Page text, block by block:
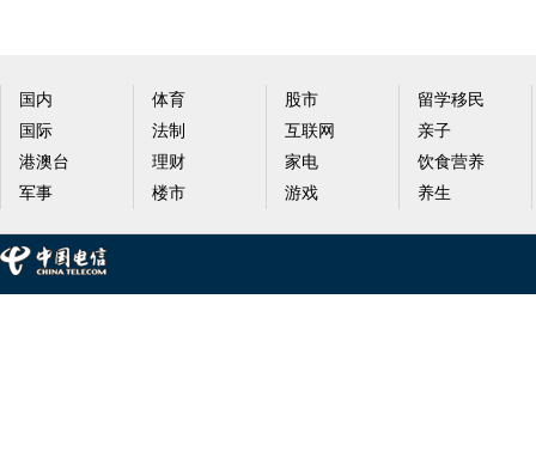
国内
国际
港澳台
军事
体育
法制
理财
楼市
股市
互联网
家电
游戏
留学移民
亲子
饮食营养
养生